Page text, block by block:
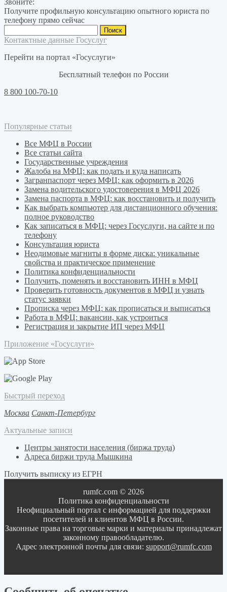
Звоните:
Получите профильную консультацию опытного юриста по
телефону прямо сейчас
Контактные данные Госуслуг
Перейти на портал «Госуслуги»
Бесплатный телефон по России
8 800 100-70-10
Популярные статьи
Все МФЦ в России
Все статьи сайта
Государственные учреждения
Жалоба на МФЦ: как подать и куда написать
Загранпаспорт через МФЦ: как оформить в 2026
Замена водительского удостоверения в МФЦ 2026
Замена паспорта в МФЦ: как восстановить и получить
Как выбрать компьютер для дистанционного обучения:
полное руководство
Как записаться в МФЦ: через Госуслуги, на сайте и по
телефону
Консультация юриста
Неодимовые магниты в форме диска: уникальные
свойства и практическое применение
Политика конфиденциальности
Получить, поменять и восстановить ИНН в МФЦ
Проверить готовность документов в МФЦ и узнать
статус заявки
Прописка через МФЦ: как прописаться и выписаться
Работа в МФЦ: вакансии, как устроиться
Регистрация и закрытие ИП через МФЦ
Приложение «Госуслуги»
Быстрый переход
Москва Санкт-Петербург
Актуальные записи
Центры занятости населения (биржа труда)
Адреса биржи труда Мышкина
Получить выписку из ЕГРН
rumfc.com © 2026
Политика конфиденциальности
Неофициальный портал с информацией для поддержки
посетителей и клиентов МФЦ в России.
Законные права на торговые марки и материалы принадлежат
законному правообладателю.
Адрес электронной почты для связи: support@rumfc.com